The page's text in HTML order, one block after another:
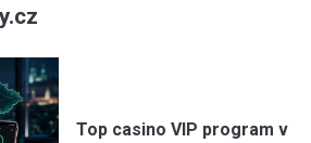
Top casino VIP program v